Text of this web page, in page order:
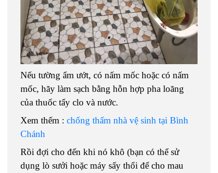
Nếu tường ẩm ướt, có nấm mốc hoặc có nấm
mốc, hãy làm sạch bằng hỗn hợp pha loãng
của thuốc tẩy clo và nước.
Xem thếm : chống thấm nhà vệ sinh tại Bình
Chánh
Rồi đợi cho đến khi nó khô (bạn có thể sử
dụng lò sưởi hoặc máy sấy thổi để cho mau